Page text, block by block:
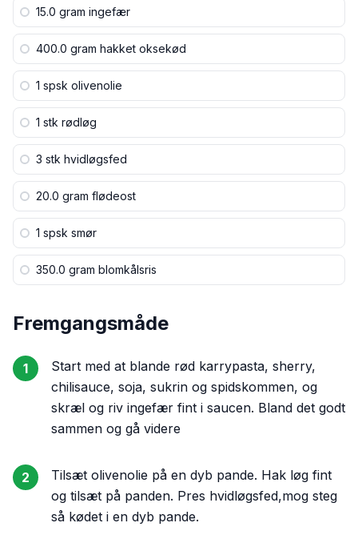
15.0 gram ingefær
400.0 gram hakket oksekød
1 spsk olivenolie
1 stk rødløg
3 stk hvidløgsfed
20.0 gram flødeost
1 spsk smør
350.0 gram blomkålsris
Fremgangsmåde
1
Start med at blande rød karrypasta, sherry,
chilisauce, soja, sukrin og spidskommen, og
skræl og riv ingefær fint i saucen. Bland det godt
sammen og gå videre
2
Tilsæt olivenolie på en dyb pande. Hak løg fint
og tilsæt på panden. Pres hvidløgsfed,mog steg
så kødet i en dyb pande.